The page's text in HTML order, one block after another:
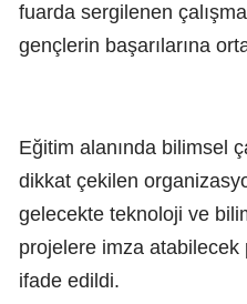
fuarda sergilenen
gençlerin başarılarına
Eğitim alanında bilimsel
dikkat çekilen
gelecekte teknoloji ve
projelere imza
ifade edildi.